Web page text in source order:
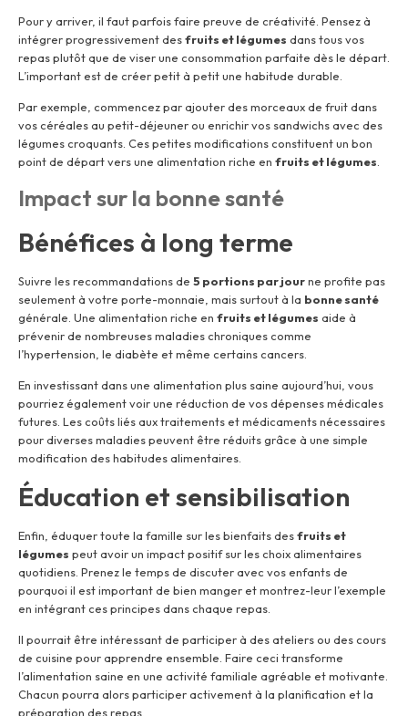
Pour y arriver, il faut parfois faire preuve de créativité. Pensez à
intégrer progressivement desfruits et légumes dans tous vos
repas plutôt que de viser une consommation parfaite dès le départ.
L’important est de créer petit à petit une habitude durable.
Par exemple, commencez par ajouter des morceaux de fruit dans
vos céréales au petit-déjeuner ou enrichir vos sandwichs avec des
légumes croquants. Ces petites modifications constituent un bon
point de départ vers une alimentation riche en fruits et légumes.
Impact sur la bonne santé
Bénéfices à long terme
Suivre les recommandations de 5 portions par journe profite pas
seulement à votre porte-monnaie, mais surtout à la bonne santé
générale. Une alimentation riche en fruits et légumes aide à
prévenir de nombreuses maladies chroniques comme
l’hypertension, le diabète et même certains cancers.
En investissant dans une alimentation plus saine aujourd’hui, vous
pourriez également voir une réduction de vos dépenses médicales
futures. Les coûts liés aux traitements et médicaments nécessaires
pour diverses maladies peuvent être réduits grâce à une simple
modification des habitudes alimentaires.
Éducation et sensibilisation
Enfin, éduquer toute la famille sur les bienfaits desfruits et
légumes peut avoir un impact positif sur les choix alimentaires
quotidiens. Prenez le temps de discuter avec vos enfants de
pourquoi il est important de bien manger et montrez-leur l’exemple
en intégrant ces principes dans chaque repas.
Il pourrait être intéressant de participer à des ateliers ou des cours
de cuisine pour apprendre ensemble. Faire ceci transforme
l’alimentation saine en une activité familiale agréable et motivante.
Chacun pourra alors participer activement à la planification et la
préparation des repas.